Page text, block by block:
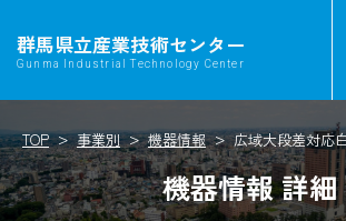
群馬県立産業技術センター
Gunma Industrial Technology Center
TOP 事業別 機器情報 広域大段差対応
機器情報 詳細